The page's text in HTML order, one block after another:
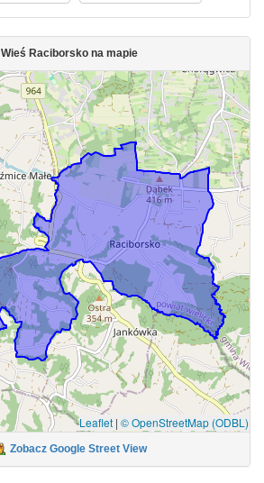
Wieś Raciborsko na mapie
Leaflet | © OpenStreetMap (ODBL)
Zobacz Google Street View